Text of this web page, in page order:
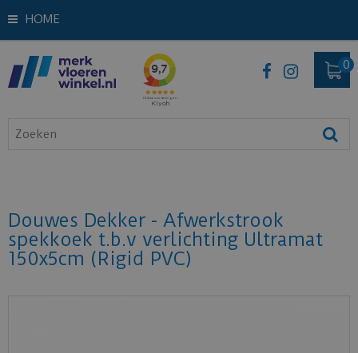
HOME
Douwes Dekker - Afwerkstrook
spekkoek t.b.v verlichting Ultramat
150x5cm (Rigid PVC)